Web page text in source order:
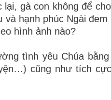
gà con không để
hạnh phúc Ngài
hình ảnh nào?
tình yêu Chúa
cũng như tích